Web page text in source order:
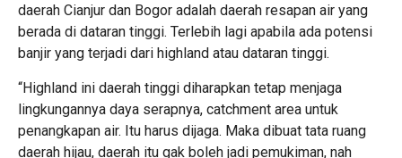
daerah Cianjur dan Bogor adalah daerah resapan air yang
berada di dataran tinggi. Terlebih lagi apabila ada potensi
banjir yang terjadi dari highland atau dataran tinggi.
“Highland ini daerah tinggi diharapkan tetap menjaga
lingkungannya daya serapnya, catchment area untuk
penangkapan air. Itu harus dijaga. Maka dibuat tata ruang
daerah hijau, daerah itu gak boleh jadi pemukiman, nah